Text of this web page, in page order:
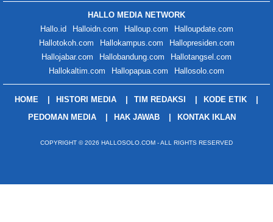
HALLO MEDIA NETWORK
Hallo.id
Halloidn.com Halloup.com
Halloupdate.com
Hallotokoh.com
Hallokampus.com
Hallopresiden.com
Hallojabar.com
Hallobandung.com
Hallotangsel.com
Hallokaltim.com
Hallopapua.com Hallosolo.com
HOME HISTORI MEDIA TIM REDAKSI
KODE ETIK
PEDOMAN MEDIA
HAK JAWAB KONTAK IKLAN
COPYRIGHT © 2026 HALLOSOLO.COM - ALL RIGHTS RESERVED